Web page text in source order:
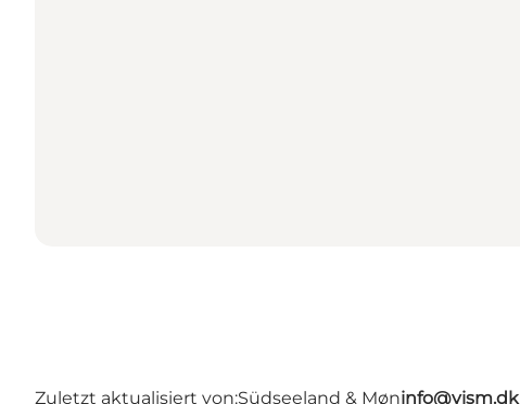
Zuletzt aktualisiert von:Südseeland & Møninfo@vism.dk